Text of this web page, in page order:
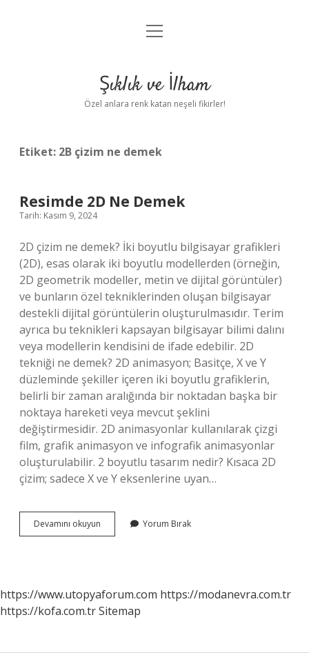
Anasayfa
Yasal Uyarı
menüyü
Şıklık ve İlham
Özel anlara renk katan neşeli fikirler!
Etiket: 2B çizim ne demek
Resimde 2D Ne Demek
Tarih: Kasım 9, 2024
2D çizim ne demek? İki boyutlu bilgisayar grafikleri
(2D), esas olarak iki boyutlu modellerden (örneğin,
2D geometrik modeller, metin ve dijital görüntüler)
ve bunların özel tekniklerinden oluşan bilgisayar
destekli dijital görüntülerin oluşturulmasıdır. Terim
ayrıca bu teknikleri kapsayan bilgisayar bilimi dalını
veya modellerin kendisini de ifade edebilir. 2D
tekniği ne demek? 2D animasyon; Basitçe, X ve Y
düzleminde şekiller içeren iki boyutlu grafiklerin,
belirli bir zaman aralığında bir noktadan başka bir
noktaya hareketi veya mevcut şeklini
değiştirmesidir. 2D animasyonlar kullanılarak çizgi
film, grafik animasyon ve infografik animasyonlar
oluşturulabilir. 2 boyutlu tasarım nedir? Kısaca 2D
çizim; sadece X ve Y eksenlerine uyan…
Devamını okuyun Resimde
2D
Yorum Bırak
https://www.utopyaforum.com https://modanevra.com.tr
https://kofa.com.trSitemap